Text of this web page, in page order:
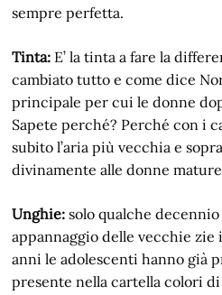
sempre perfetta.
Tinta: E’ la tinta a fare la
cambiato tutto e come dice
principale per cui le donne
Sapete perché? Perché con i
subito l’aria più vecchia e
divinamente alle donne
Unghie: solo qualche
appannaggio delle vecchie zie
anni le adolescenti hanno già
presente nella cartella colori di